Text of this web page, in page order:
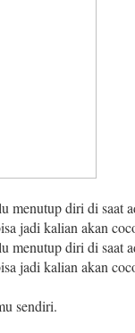
menutup diri di saat
jadi kalian akan
menutup diri di saat
jadi kalian akan
sendiri.